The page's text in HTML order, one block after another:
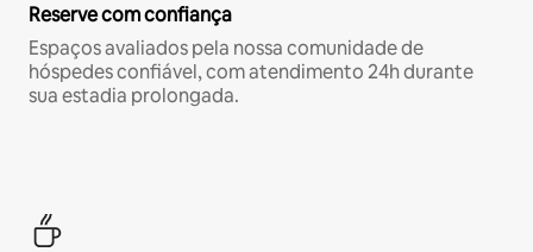
Reserve com confiança
Espaços avaliados pela nossa comunidade de
hóspedes confiável, com atendimento 24h durante
sua estadia prolongada.